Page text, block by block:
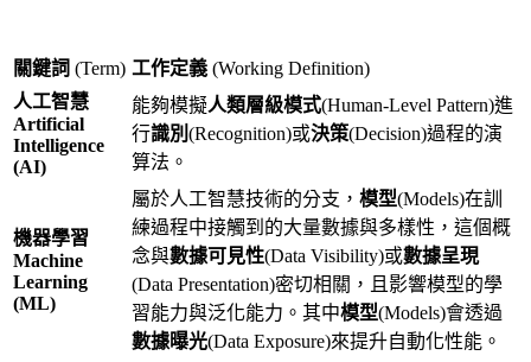
關鍵詞 (Term) 工作定義 (Working Definition)
人工智慧
Artificial
Intelligence
(AI)
能夠模擬人類層級模式(Human-Level Pattern)進
行識別 (Recognition)或決策(Decision)過程的演
算法。
機器學習
Machine
Learning
(ML)
屬於人工智慧技術的分支， 模型(Models)在訓
練過程中接觸到的大量數據與多樣性，這個概
念與數據可見性(Data Visibility)或數據呈現
(Data Presentation)密切相關，且影響模型的學
習能力與泛化能力。其中模型(Models)會透過
數據曝光(Data Exposure)來提升自動化性能。